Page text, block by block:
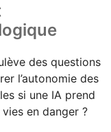
des questions
l’autonomie des
si une IA prend
en danger ?